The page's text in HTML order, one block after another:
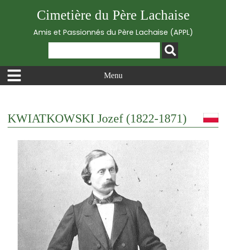
Cimetière du Père Lachaise
Amis et Passionnés du Père Lachaise (APPL)
Menu
KWIATKOWSKI Jozef (1822-1871)